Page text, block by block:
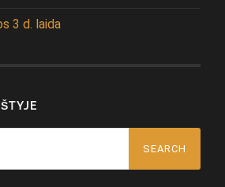
3 d. laida